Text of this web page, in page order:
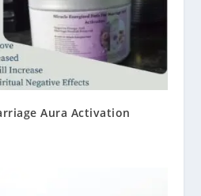
Aura Activation